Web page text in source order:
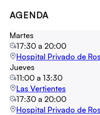
AGENDA
Martes
17:30 a 20:00
Hospital Privado de
Jueves
11:00 a 13:30
Las Vertientes
17:30 a 20:00
Hospital Privado de